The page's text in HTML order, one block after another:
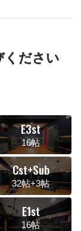
ください
E3st
16帖
Cst+Sub
32帖+3帖
E1st
16帖